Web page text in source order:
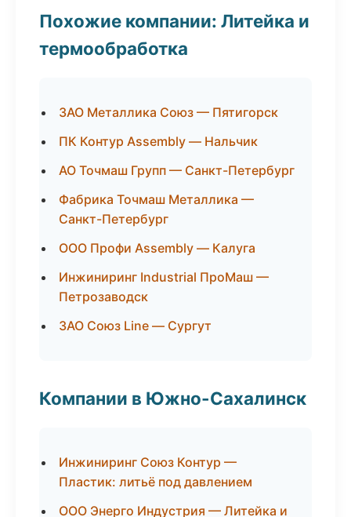
Похожие компании: Литейка и
термообработка
ЗАО Металлика Союз — Пятигорск
ПК Контур Assembly — Нальчик
АО Точмаш Групп — Санкт-Петербург
Фабрика Точмаш Металлика —
Санкт-Петербург
ООО Профи Assembly — Калуга
Инжиниринг Industrial ПроМаш —
Петрозаводск
ЗАО Союз Line — Сургут
Компании в Южно-Сахалинск
Инжиниринг Союз Контур —
Пластик: литьё под давлением
ООО Энерго Индустрия — Литейка и